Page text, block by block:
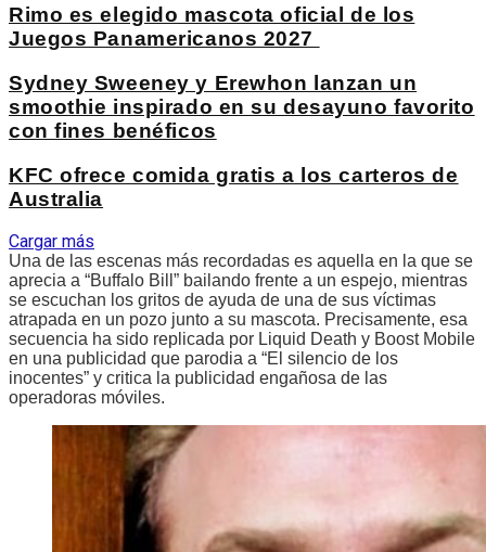
Rimo es elegido mascota oficial de los
Juegos Panamericanos 2027
Sydney Sweeney y Erewhon lanzan un
smoothie inspirado en su desayuno favorito
con fines benéficos
KFC ofrece comida gratis a los carteros de
Australia
Cargar más
Una de las escenas más recordadas es aquella en la que se
aprecia a “Buffalo Bill” bailando frente a un espejo, mientras
se escuchan los gritos de ayuda de una de sus víctimas
atrapada en un pozo junto a su mascota. Precisamente, esa
secuencia ha sido replicada por Liquid Death y Boost Mobile
en una publicidad que parodia a “El silencio de los
inocentes” y critica la publicidad engañosa de las
operadoras móviles.